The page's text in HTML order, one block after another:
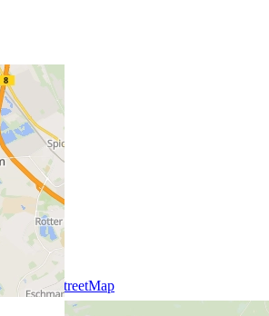
| ©OpenStreetMap